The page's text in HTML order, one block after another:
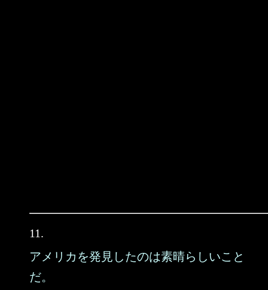
11.
アメリカを発見したのは素晴らしいこと
だ。